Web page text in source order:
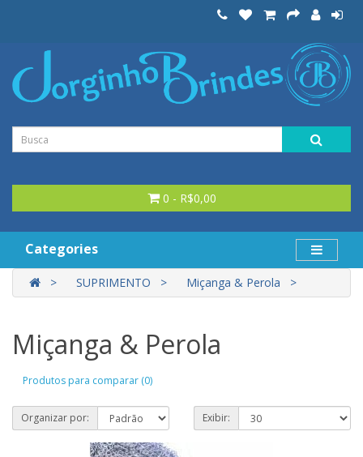
0 - R$0,00
Categories
SUPRIMENTO Miçanga & Perola
Miçanga & Perola
Produtos para comparar (0)
Organizar por: Exibir: